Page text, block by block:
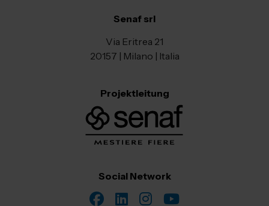
Senaf srl
Via Eritrea 21
20157 | Milano | Italia
Projektleitung
Social Network